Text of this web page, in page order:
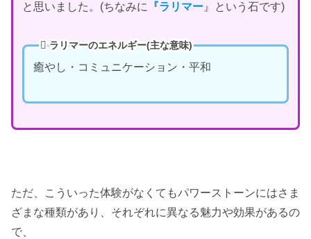
と思いました。(ちなみに 『ラリマー』という石です)
ラリマーのエネルギー(主な意味)
癒やし・コミュニケーション・平和
ただ、こういった体験がなくてもパワーストーンにはさま
ざまな種類があり、それぞれに異なる魅力や効果があるの
で、